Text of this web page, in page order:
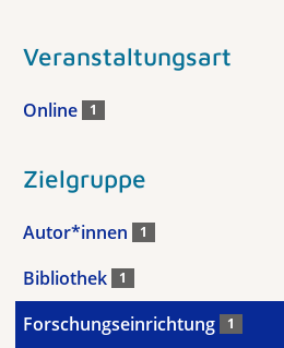
Veranstaltungsart
Online 1
Zielgruppe
Autor*innen 1
Bibliothek 1
Forschungseinrichtung 1